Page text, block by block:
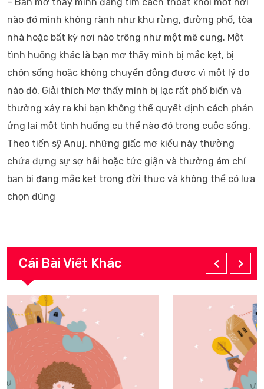
nào đó mình không rành như khu rừng, đường phố, tòa
nhà hoặc bất kỳ nơi nào trông như một mê cung. Một
tình huống khác là bạn mơ thấy mình bị mắc kẹt, bị
chôn sống hoặc không chuyển động được vì một lý do
nào đó. Giải thích Mơ thấy mình bị lạc rất phổ biến và
thường xảy ra khi bạn không thể quyết định cách phản
ứng lại một tình huống cụ thể nào đó trong cuộc sống.
Theo tiến sỹ Anuj, những giấc mơ kiểu này thường
chứa đựng sự sợ hãi hoặc tức giận và thường ám chỉ
bạn bị đang mắc kẹt trong đời thực và không thể có lựa
chọn đúng
Cái Bài Viết Khác